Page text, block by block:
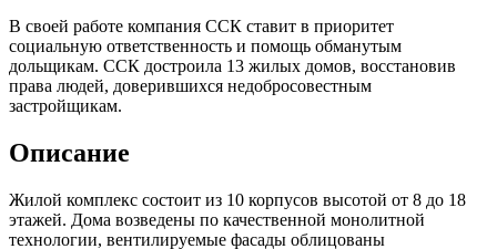
В своей работе компания ССК ставит в приоритет
социальную ответственность и помощь обманутым
дольщикам. ССК достроила 13 жилых домов, восстановив
права людей, доверившихся недобросовестным
застройщикам.
Описание
Жилой комплекс состоит из 10 корпусов высотой от 8 до 18
этажей. Дома возведены по качественной монолитной
технологии, вентилируемые фасады облицованы